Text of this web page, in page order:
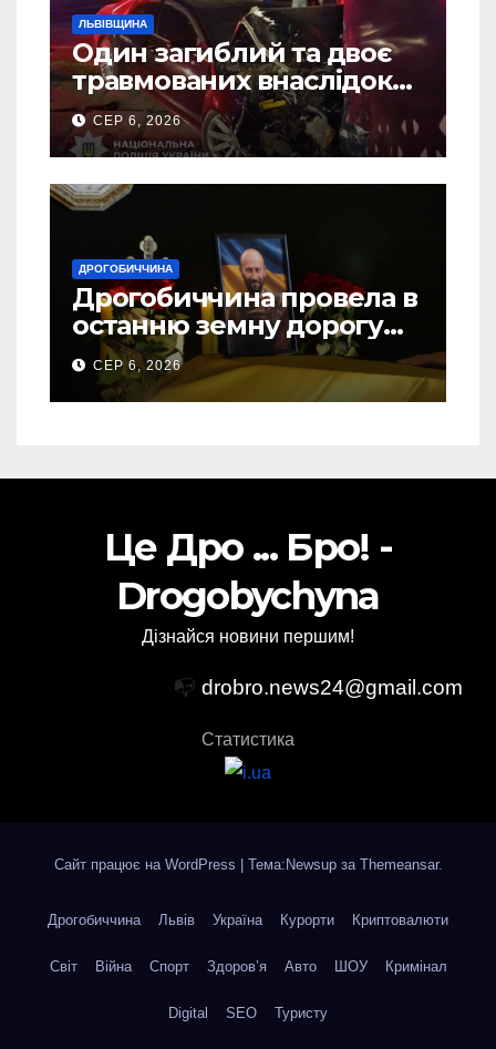
ЛЬВІВЩИНА
Один загиблий та двоє
травмованих внаслідок
ДТП на Самбірщині
СЕР 6, 2026
ДРОГОБИЧЧИНА
Дрогобиччина провела в
останню земну дорогу
свого Захисника – Олега
Торського
СЕР 6, 2026
Це Дро ... Бро! -
Drogobychyna
Дізнайся новини першим!
📭 drobro.news24@gmail.com
Статистика
Сайт працює на WordPress Тема:Newsup за Themeansar.
Дрогобиччина Львів Україна Курорти Криптовалюти
Світ Війна Спорт Здоров’я Авто ШОУ Кримінал
Digital SEO Туристу